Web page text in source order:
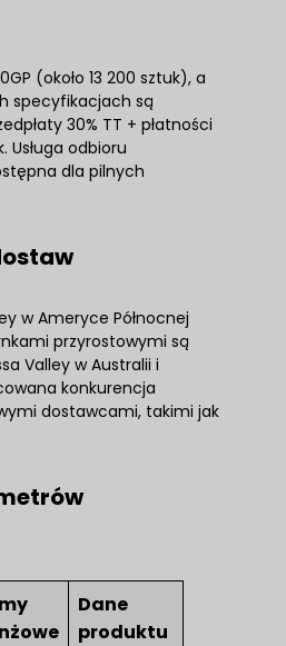
(około 13 200 sztuk), a
specyfikacjach są
30% TT + płatności
Usługa odbioru
dla pilnych
w Ameryce Północnej
przyrostowymi są
Valley w Australii i
konkurencja
dostawcami, takimi jak
Dane
produktu